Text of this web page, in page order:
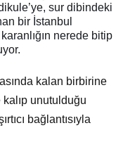
sur dibindeki
bir İstanbul
nerede bitip
kalan birbirine
unutulduğu
bağlantısıyla